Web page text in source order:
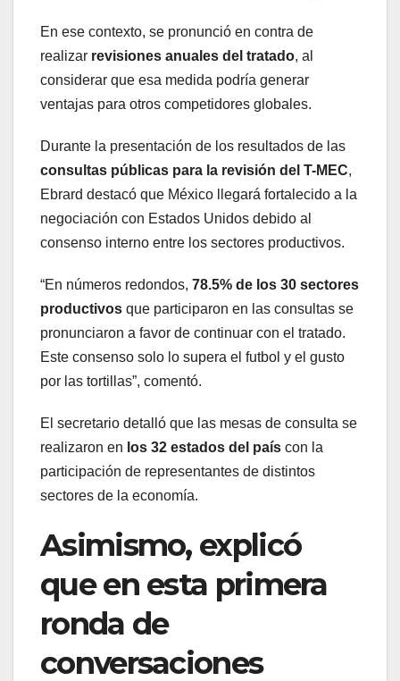
En ese contexto, se pronunció en contra de
realizar revisiones anuales del tratado, al
considerar que esa medida podría generar
ventajas para otros competidores globales.
Durante la presentación de los resultados de las
consultas públicas para la revisión del T-MEC,
Ebrard destacó que México llegará fortalecido a la
negociación con Estados Unidos debido al
consenso interno entre los sectores productivos.
“En números redondos, 78.5% de los 30 sectores
productivos que participaron en las consultas se
pronunciaron a favor de continuar con el tratado.
Este consenso solo lo supera el futbol y el gusto
por las tortillas”, comentó.
El secretario detalló que las mesas de consulta se
realizaron en los 32 estados del país con la
participación de representantes de distintos
sectores de la economía.
Asimismo, explicó
que en esta primera
ronda de
conversaciones